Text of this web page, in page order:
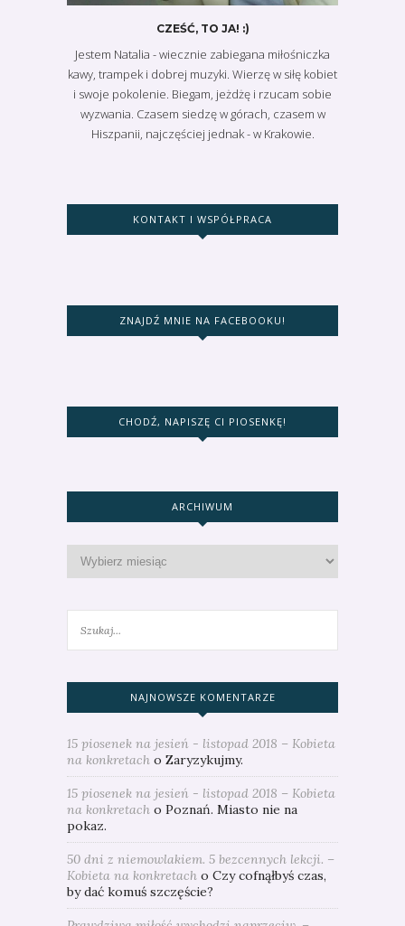
CZEŚĆ, TO JA! :)
Jestem Natalia - wiecznie zabiegana miłośniczka
kawy, trampek i dobrej muzyki. Wierzę w siłę kobiet
i swoje pokolenie. Biegam, jeżdżę i rzucam sobie
wyzwania. Czasem siedzę w górach, czasem w
Hiszpanii, najczęściej jednak - w Krakowie.
KONTAKT I WSPÓŁPRACA
ZNAJDŹ MNIE NA FACEBOOKU!
CHODŹ, NAPISZĘ CI PIOSENKĘ!
ARCHIWUM
NAJNOWSZE KOMENTARZE
15 piosenek na jesień - listopad 2018 – Kobieta
na konkretach o Zaryzykujmy.
15 piosenek na jesień - listopad 2018 – Kobieta
na konkretach o Poznań. Miasto nie na
pokaz.
50 dni z niemowlakiem. 5 bezcennych lekcji. –
Kobieta na konkretach o Czy cofnąłbyś czas,
by dać komuś szczęście?